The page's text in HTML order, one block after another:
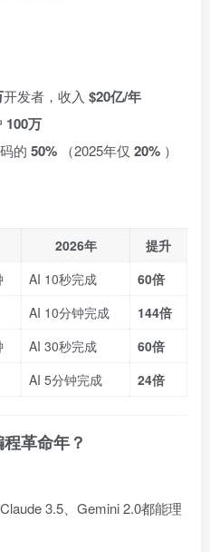
开发者，收入 $20亿/年
100万
的 50% （2025年仅 20% ）
2026年
提升
AI 10秒完成
60倍
AI 10分钟完成
144倍
AI 30秒完成
60倍
AI 5分钟完成 24倍
革命年？
3.5、Gemini 2.0都能理